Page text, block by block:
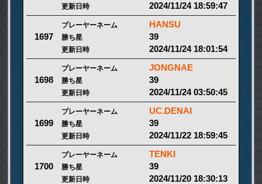
更新日時 2024/11/24 18:59:47
1697
プレーヤーネーム HANSU
勝ち星 39
更新日時 2024/11/24 18:01:54
1698
プレーヤーネーム JONGNAE
勝ち星 39
更新日時 2024/11/24 03:50:45
1699
プレーヤーネーム UC.DENAI
勝ち星 39
更新日時 2024/11/22 18:59:45
1700
プレーヤーネーム TENKI
勝ち星 39
更新日時 2024/11/20 18:30:13